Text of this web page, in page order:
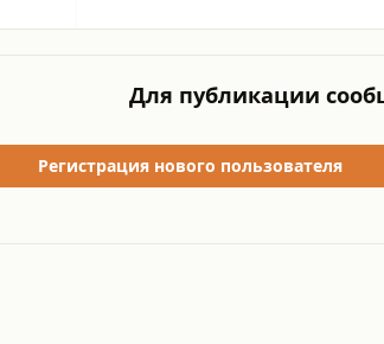
Для публикации
Регистрация нового пользователя